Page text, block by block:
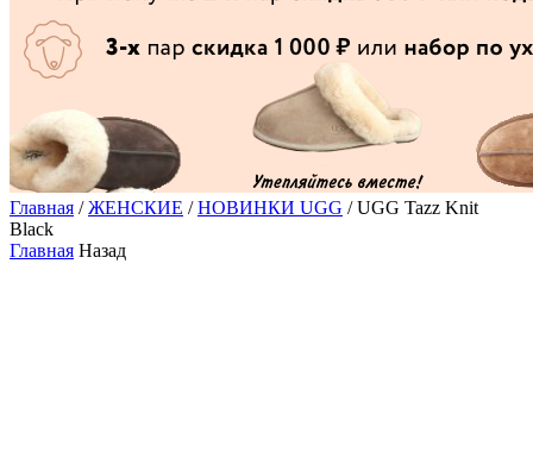
Главная /ЖЕНСКИЕ /НОВИНКИ UGG / UGG Tazz Knit
Black
Главная Назад